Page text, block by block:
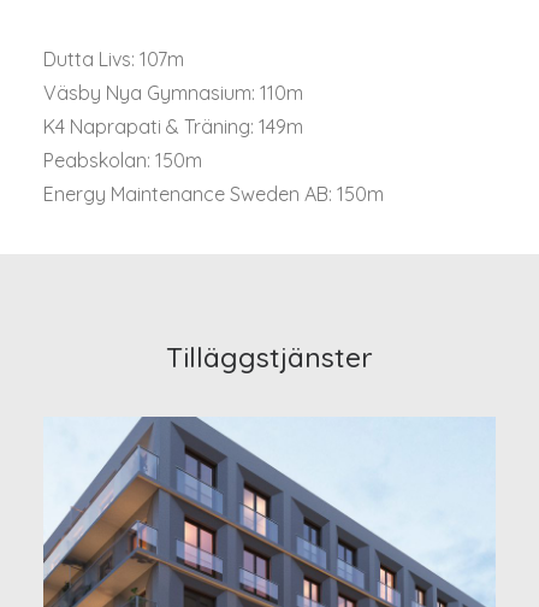
Dutta Livs: 107m
Väsby Nya Gymnasium: 110m
K4 Naprapati & Träning: 149m
Peabskolan: 150m
Energy Maintenance Sweden AB: 150m
Tilläggstjänster